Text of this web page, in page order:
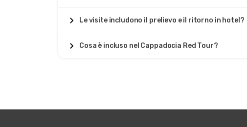
Le visite includono il prelievo e il ritorno in hotel?
Cosa è incluso nel Cappadocia Red Tour?